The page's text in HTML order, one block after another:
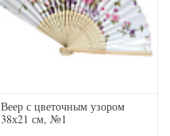
Веер с цветочным узором
38х21 см, №1